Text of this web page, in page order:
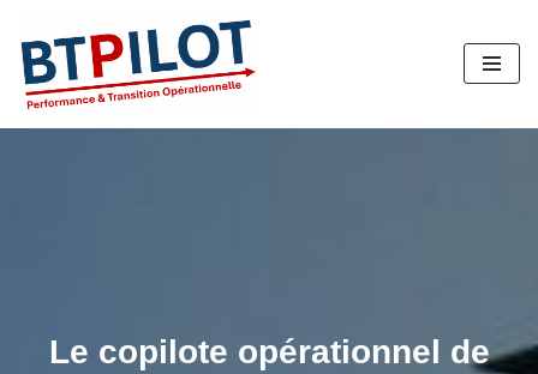
Aller
au
contenu
Le copilote opérationnel de